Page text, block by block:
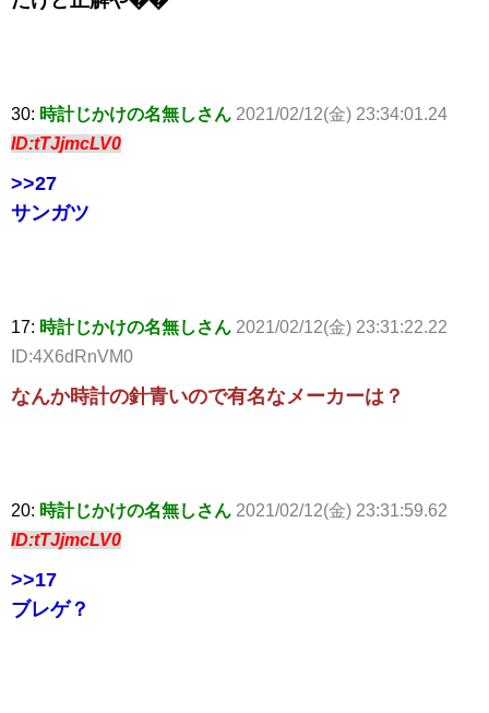
30: 時計じかけの名無しさん 2021/02/12(金) 23:34:01.24
ID:tTJjmcLV0
>>27
サンガツ
17: 時計じかけの名無しさん 2021/02/12(金) 23:31:22.22
ID:4X6dRnVM0
なんか時計の針青いので有名なメーカーは？
20: 時計じかけの名無しさん 2021/02/12(金) 23:31:59.62
ID:tTJjmcLV0
>>17
ブレゲ？